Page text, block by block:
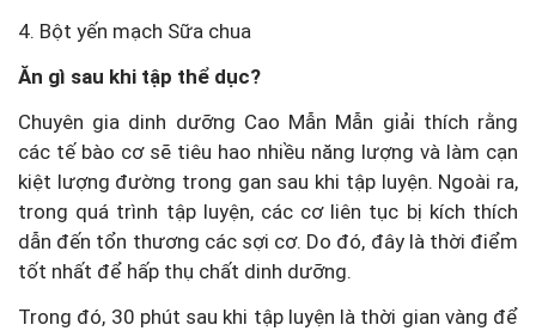
4. Bột yến mạch Sữa chua
Ăn gì sau khi tập thể dục?
Chuyên gia dinh dưỡng Cao Mẫn Mẫn giải thích rằng
các tế bào cơ sẽ tiêu hao nhiều năng lượng và làm cạn
kiệt lượng đường trong gan sau khi tập luyện. Ngoài ra,
trong quá trình tập luyện, các cơ liên tục bị kích thích
dẫn đến tổn thương các sợi cơ. Do đó, đây là thời điểm
tốt nhất để hấp thụ chất dinh dưỡng.
Trong đó, 30 phút sau khi tập luyện là thời gian vàng để